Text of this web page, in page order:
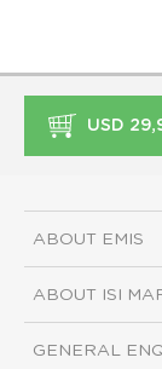
USD
ABOUT EMIS
ABOUT ISI
GENERAL